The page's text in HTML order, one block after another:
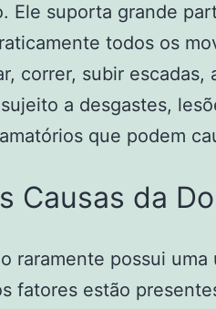
Ele suporta grande
todos os
correr, subir escadas,
a desgastes,
que podem
Causas da
raramente possui uma
fatores estão